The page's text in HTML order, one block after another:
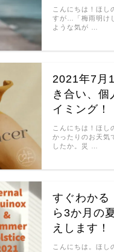
こんにちは！ほし
すが…「梅雨明け
ような気が …
2021年7月
き合い、個
イミング！
こんにちは！ほし
かったりのお天気
したか。災 …
すぐわかる
ら3か月の
えします！
こんにちは。ほし